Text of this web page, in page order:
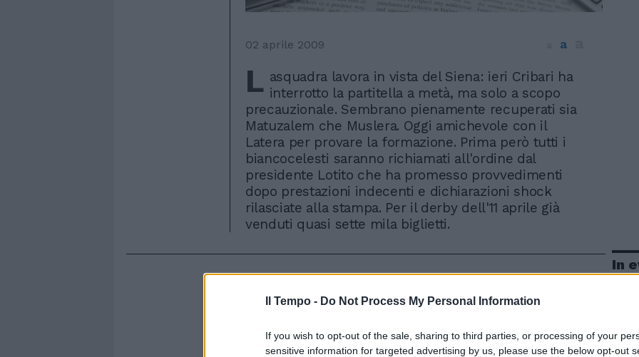
Il Tempo - Do Not Process My Personal Information
If you wish to opt-out of the sale, sharing to third parties, or processing of your
sensitive information for targeted advertising by us, please use the below opt-out
02 aprile 2009 a
L asquadra lavora in vista del Siena: ieri Cribari ha
interrotto la partitella a metà, ma solo a scopo
precauzionale. Sembrano pienamente recuperati sia
Matuzalem che Muslera. Oggi amichevole con il
Latera per provare la formazione. Prima però tutti i
biancocelesti saranno richiamati all'ordine dal
presidente Lotito che ha promesso provvedimenti
dopo prestazioni indecenti e dichiarazioni shock
rilasciate alla stampa. Per il derby dell'11 aprile già
venduti quasi sette mila biglietti.
In